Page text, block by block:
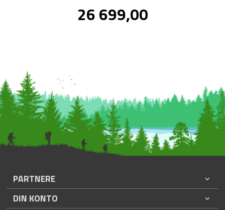
Pris
26 699,00mva.
PARTNERE
DIN KONTO